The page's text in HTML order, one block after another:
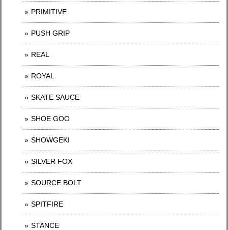
PRIMITIVE
PUSH GRIP
REAL
ROYAL
SKATE SAUCE
SHOE GOO
SHOWGEKI
SILVER FOX
SOURCE BOLT
SPITFIRE
STANCE